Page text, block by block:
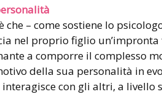
che – come sostiene lo
nel proprio figlio
a comporre il complesso
della sua personalità in
con gli altri, a livello